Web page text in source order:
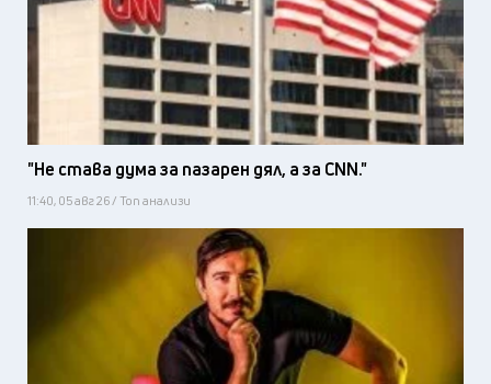
"Не става дума за пазарен дял, а за CNN."
11:40, 05 авг 26 / Топ анализи